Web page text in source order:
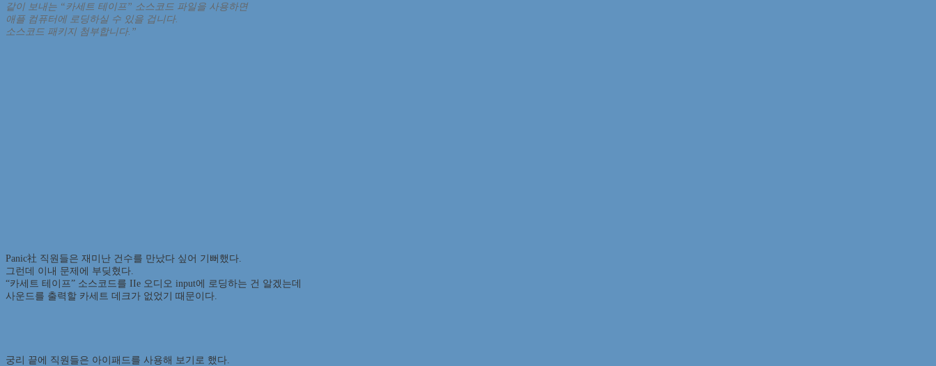
같이 보내는 “카세트 테이프” 소스코드 파일을 사용하면
애플 컴퓨터에 로딩하실 수 있을 겁니다.
소스코드 패키지 첨부합니다.”
Panic社 직원들은 재미난 건수를 만났다 싶어 기뻐했다.
그런데 이내 문제에 부딪혔다.
“카세트 테이프” 소스코드를 IIe 오디오 input에 로딩하는 건 알겠는데
사운드를 출력할 카세트 데크가 없었기 때문이다.
궁리 끝에 직원들은 아이패드를 사용해 보기로 했다.